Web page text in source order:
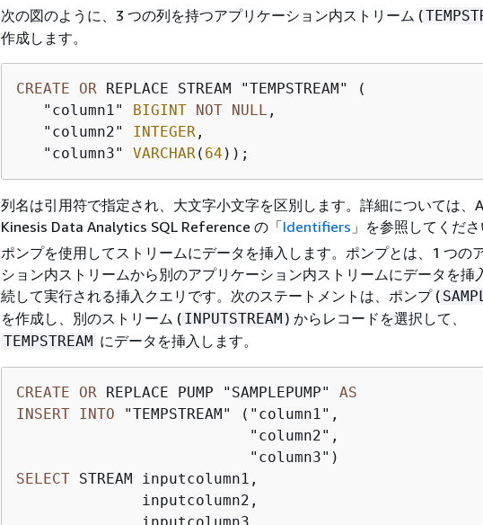
次の図のように、3 つの列を持つアプリケーション内ストリーム (
作成します。
CREATE OR REPLACE STREAM "TEMPSTREAM" (
   "column1"
BIGINT NOT NULL ,
   "column2"
INTEGER ,
   "column3"
VARCHAR( 64 ));
列名は引用符で指定され、大文字小文字を区別します。詳細については、
Kinesis Data Analytics SQL Reference の「Identifiers 」を参照してくださ
ポンプを使用してストリームにデータを挿入します。ポンプとは、1 つの
ション内ストリームから別のアプリケーション内ストリームにデータを挿
続して実行される挿入クエリです。次のステートメントは、ポンプ (
を作成し、別のストリーム ( INPUTSTREAM ) からレコードを選択して、
TEMPSTREAM にデータを挿入します。
CREATE OR REPLACE PUMP "SAMPLEPUMP" AS
INSERT INTO "TEMPSTREAM" ("column1",
                          "column2",
SELECT STREAM inputcolumn1,
              inputcolumn2,